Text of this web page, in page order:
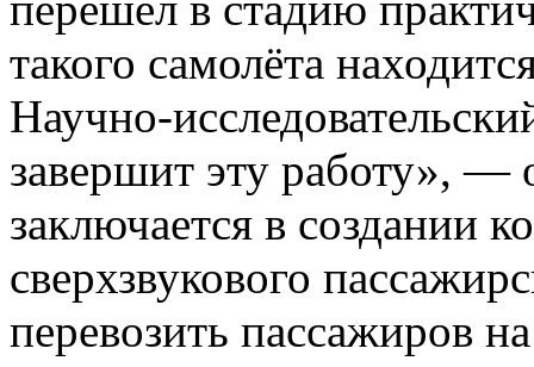
такого самолёта
Научно-
завершит эту работу», —
заключается в создании
сверхзвукового
перевозить пассажиров